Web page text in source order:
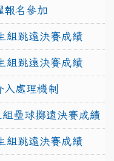
報名參加
組跳遠決賽成績
組跳遠決賽成績
處理機制
壘球擲遠決賽成績
組跳遠決賽成績